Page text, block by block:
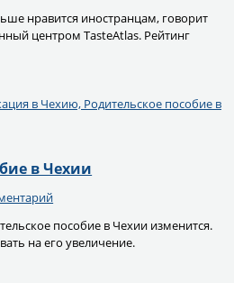
нравится иностранцам, говорит
центром TasteAtlas. Рейтинг
в Чехии
пособие в Чехии изменится.
на его увеличение.